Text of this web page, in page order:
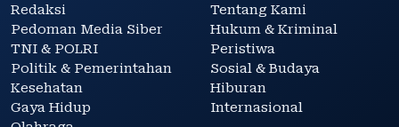
Redaksi
Tentang Kami
Pedoman Media Siber
Hukum & Kriminal
TNI & POLRI
Peristiwa
Politik & Pemerintahan
Sosial & Budaya
Kesehatan
Hiburan
Gaya Hidup
Internasional